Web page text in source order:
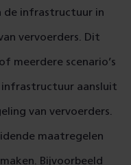
de infrastructuur in
vervoerders. Dit
meerdere scenario’s
infrastructuur aansluit
van vervoerders.
maatregelen
Bijvoorbeeld